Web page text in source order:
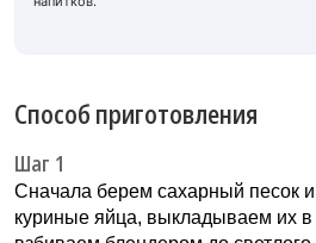
Способ приготовления
Шаг 1
Сначала берем сахарный песок и
куриные яйца, выкладываем их в